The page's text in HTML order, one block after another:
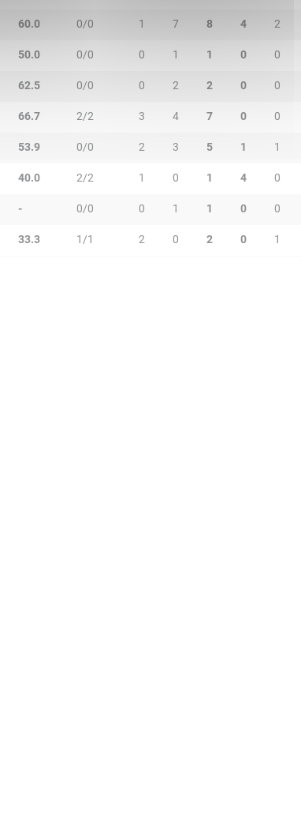
60.0 0/0 1 7 8 4 2
50.0 0/0 0 1 1 0 0
62.5 0/0 0 2 2 0 0
66.7 2/2 3 4 7 0 0
53.9 0/0 2 3 5 1 1
40.0 2/2 1 0 1 4 0
- 0/0 0 1 1 0 0
33.3 1/1 2 0 2 0 1